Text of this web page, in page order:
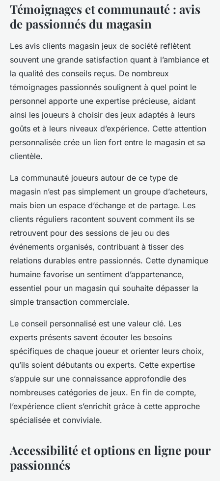
Témoignages et communauté : avis
de passionnés du magasin
Les avis clients magasin jeux de société reflètent
souvent une grande satisfaction quant à l’ambiance et
la qualité des conseils reçus. De nombreux
témoignages passionnés soulignent à quel point le
personnel apporte une expertise précieuse, aidant
ainsi les joueurs à choisir des jeux adaptés à leurs
goûts et à leurs niveaux d’expérience. Cette attention
personnalisée crée un lien fort entre le magasin et sa
clientèle.
La communauté joueurs autour de ce type de
magasin n’est pas simplement un groupe d’acheteurs,
mais bien un espace d’échange et de partage. Les
clients réguliers racontent souvent comment ils se
retrouvent pour des sessions de jeu ou des
événements organisés, contribuant à tisser des
relations durables entre passionnés. Cette dynamique
humaine favorise un sentiment d’appartenance,
essentiel pour un magasin qui souhaite dépasser la
simple transaction commerciale.
Le conseil personnalisé est une valeur clé. Les
experts présents savent écouter les besoins
spécifiques de chaque joueur et orienter leurs choix,
qu’ils soient débutants ou experts. Cette expertise
s’appuie sur une connaissance approfondie des
nombreuses catégories de jeux. En fin de compte,
l’expérience client s’enrichit grâce à cette approche
spécialisée et conviviale.
Accessibilité et options en ligne pour
passionnés